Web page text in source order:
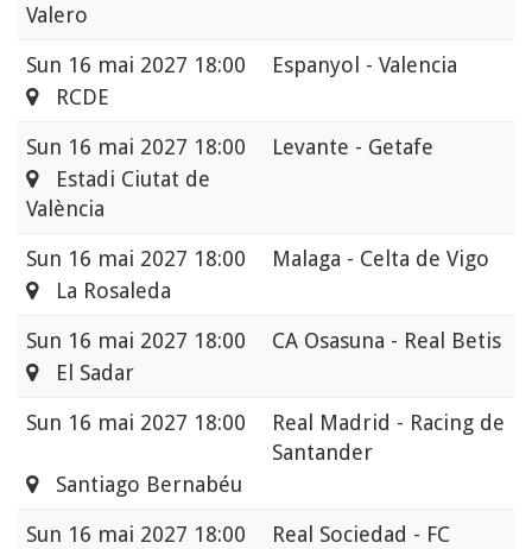
Valero
Sun 16 mai 2027 18:00
Espanyol - Valencia
RCDE
Sun 16 mai 2027 18:00
Levante - Getafe
Estadi Ciutat de
València
Sun 16 mai 2027 18:00
Malaga - Celta de Vigo
La Rosaleda
Sun 16 mai 2027 18:00
CA Osasuna - Real Betis
El Sadar
Sun 16 mai 2027 18:00
Real Madrid - Racing de
Santander
Santiago Bernabéu
Sun 16 mai 2027 18:00
Real Sociedad - FC